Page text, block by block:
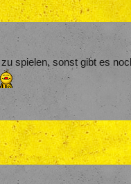
spielen, sonst gibt es